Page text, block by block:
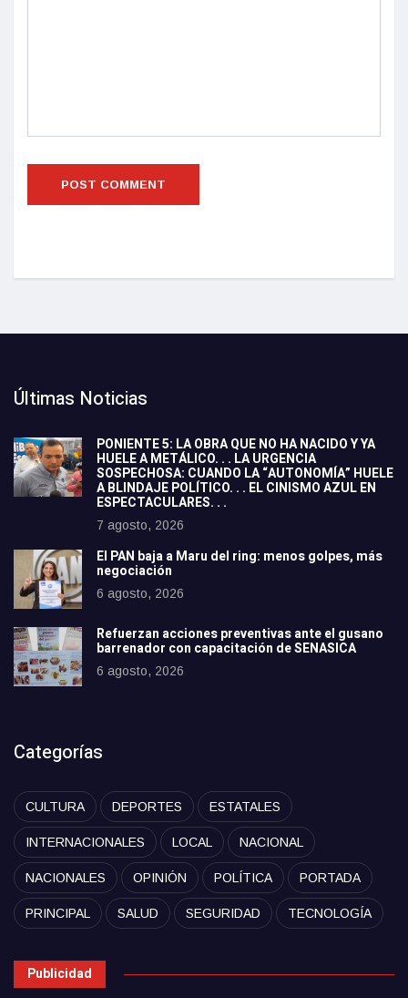
Últimas Noticias
PONIENTE 5: LA OBRA QUE NO HA NACIDO Y YA
HUELE A METÁLICO. . . LA URGENCIA
SOSPECHOSA: CUANDO LA “AUTONOMÍA” HUELE
A BLINDAJE POLÍTICO. . . EL CINISMO AZUL EN
ESPECTACULARES. . .
7 agosto, 2026
El PAN baja a Maru del ring: menos golpes, más
negociación
6 agosto, 2026
Refuerzan acciones preventivas ante el gusano
barrenador con capacitación de SENASICA
6 agosto, 2026
Categorías
CULTURA DEPORTES ESTATALES
INTERNACIONALES LOCAL NACIONAL
NACIONALES OPINIÓN POLÍTICA PORTADA
PRINCIPAL SALUD SEGURIDAD TECNOLOGÍA
Publicidad